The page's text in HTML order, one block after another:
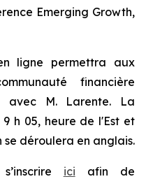
Emerging Growth,
ligne permettra aux
financière
avec M. Larente. La
h 05, heure de l'Est et
se déroulera en anglais.
ici afin de